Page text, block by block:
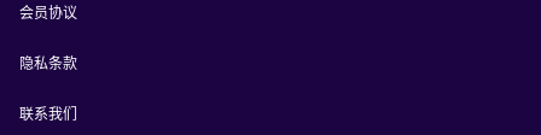
会员协议
隐私条款
联系我们